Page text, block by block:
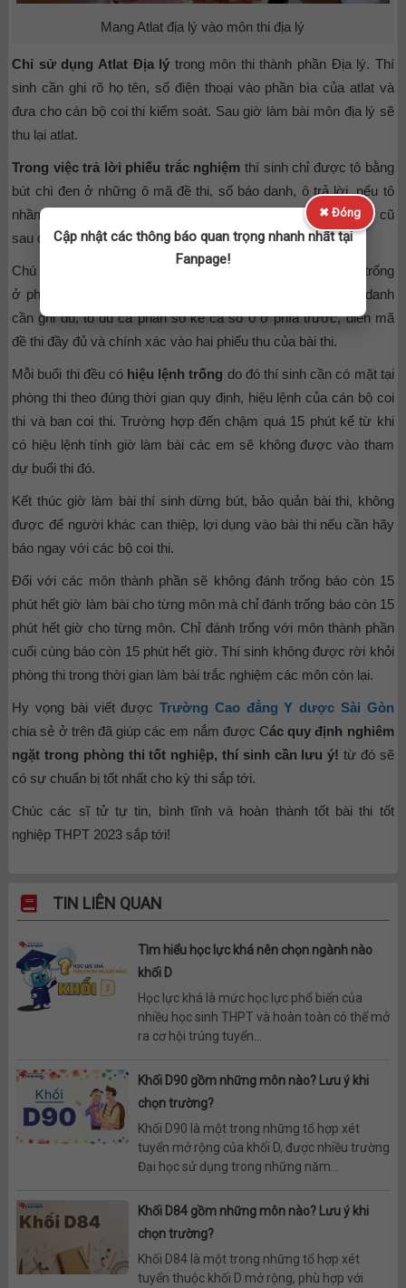
Mang Atlat địa lý vào môn thi địa lý
Chỉ sử dụng Atlat Địa lý trong môn thi thành phần Địa lý. Thí
sinh cần ghi rõ họ tên, số điện thoại vào phần bìa của atlat và
đưa cho cán bộ coi thi kiểm soát. Sau giờ làm bài môn địa lý sẽ
thu lại atlat.
Trong việc trả lời phiếu trắc nghiệm thí sinh chỉ được tô bằng
bút chì đen ở những ô mã đề thi, số báo danh, ô trả lời, nếu tô
nhầm thí sinh cần thay đổi câu trả lời hãy tẩy sạch chì ở ô cũ
sau đó tô lựa chọn ô mới.
Chú ý thí sinh cần điền chính xác thông tin vào những mục trống
ở phía trên phiếu trả lời trắc nghiệm bao gồm cả số báo danh
cần ghi đủ, tô đủ cả phần số kể cả số 0 ở phía trước, điền mã
đề thi đầy đủ và chính xác vào hai phiếu thu của bài thi.
Mỗi buổi thi đều cóhiệu lệnh trống do đó thí sinh cần có mặt tại
phòng thi theo đúng thời gian quy định, hiệu lệnh của cán bộ coi
thi và ban coi thi. Trường hợp đến chậm quá 15 phút kể từ khi
có hiệu lệnh tính giờ làm bài các em sẽ không được vào tham
dự buổi thi đó.
Kết thúc giờ làm bài thí sinh dừng bút, bảo quản bài thi, không
được để người khác can thiệp, lợi dụng vào bài thi nếu cần hãy
báo ngay với các bộ coi thi.
Đối với các môn thành phần sẽ không đánh trống báo còn 15
phút hết giờ làm bài cho từng môn mà chỉ đánh trống báo còn 15
phút hết giờ cho từng môn. Chỉ đánh trống với môn thành phần
cuối cùng báo còn 15 phút hết giờ. Thí sinh không được rời khỏi
phòng thi trong thời gian làm bài trắc nghiệm các môn còn lại.
Hy vọng bài viết đượcTrường Cao đẳng Y dược Sài Gòn
chia sẻ ở trên đã giúp các em nắm được Các quy định nghiêm
ngặt trong phòng thi tốt nghiệp, thí sinh cần lưu ý! từ đó sẽ
có sự chuẩn bị tốt nhất cho kỳ thi sắp tới.
Chúc các sĩ tử tự tin, bình tĩnh và hoàn thành tốt bài thi tốt
nghiệp THPT 2023 sắp tới!
TIN LIÊN QUAN
Tìm hiểu học lực khá nên chọn ngành nào
khối D
Học lực khá là mức học lực phổ biến của
nhiều học sinh THPT và hoàn toàn có thể mở
ra cơ hội trúng tuyển...
Khối D90 gồm những môn nào? Lưu ý khi
chọn trường?
Khối D90 là một trong những tổ hợp xét
tuyển mở rộng của khối D, được nhiều trường
Đại học sử dụng trong những năm...
Khối D84 gồm những môn nào? Lưu ý khi
chọn trường?
Khối D84 là một trong những tổ hợp xét
tuyển thuộc khối D mở rộng, phù hợp với
✖ Đóng
Cập nhật các thông báo quan trọng nhanh nhất tại
Fanpage!